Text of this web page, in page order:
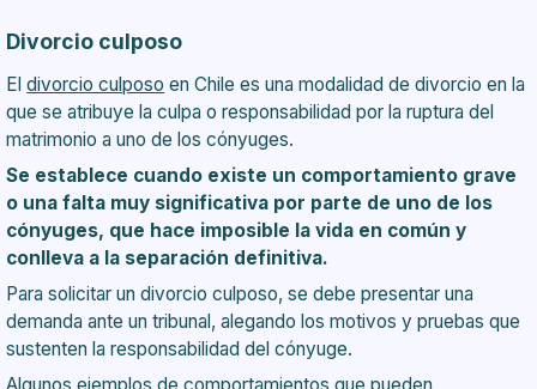
Divorcio culposo
Eldivorcio culposo en Chile es una modalidad de divorcio en la
que se atribuye la culpa o responsabilidad por la ruptura del
matrimonio a uno de los cónyuges.
Se establece cuando existe un comportamiento grave
o una falta muy significativa por parte de uno de los
cónyuges, que hace imposible la vida en común y
conlleva a la separación definitiva.
Para solicitar un divorcio culposo, se debe presentar una
demanda ante un tribunal, alegando los motivos y pruebas que
sustenten la responsabilidad del cónyuge.